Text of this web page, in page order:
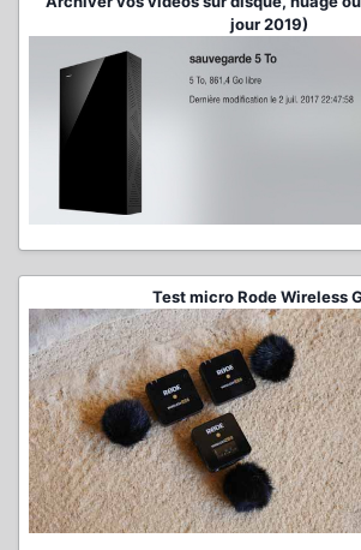
jour 2019)
Test micro Rode Wireless